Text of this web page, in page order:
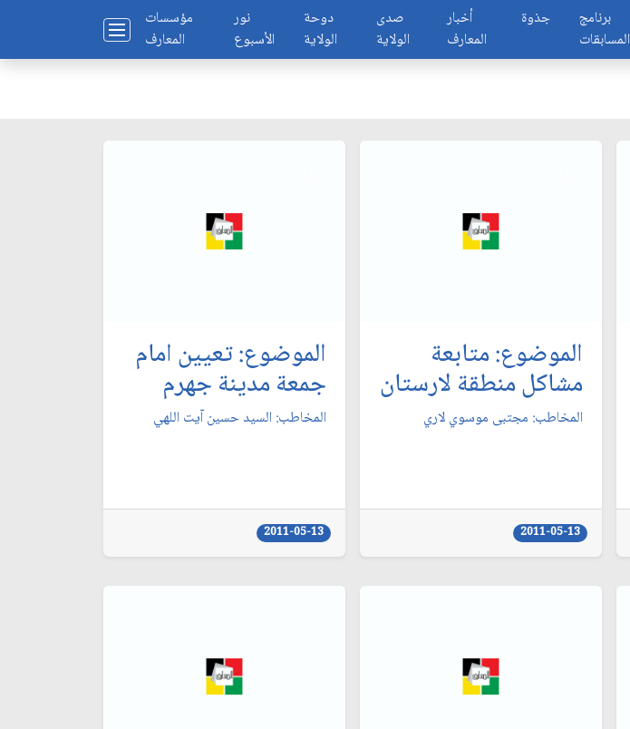
مؤسسات
المعارف
نور
الأسبوع
دوحة
الولاية
صدى
الولاية
أخبار
المعارف
جذوة
برنامج
المسابقات
الموضوع: متابعة
مشاكل منطقة لارستان‏
المخاطب: مجتبى موسوي لاري‏
2011-05-13
الموضوع: تعيين امام
جمعة مدينة جهرم‏
المخاطب: السيد حسين آيت اللهي‏
2011-05-13